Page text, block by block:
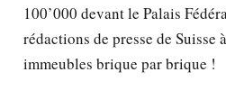
100’000 devant le Palais
rédactions de presse de Suisse
immeubles brique par brique !